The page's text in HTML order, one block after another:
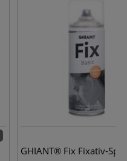
GHIANT® Fix Fixativ-